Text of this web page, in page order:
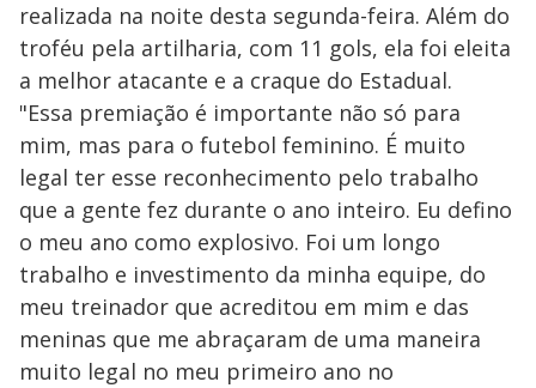
realizada na noite desta segunda-feira. Além do
troféu pela artilharia, com 11 gols, ela foi eleita
a melhor atacante e a craque do Estadual.
"Essa premiação é importante não só para
mim, mas para o futebol feminino. É muito
legal ter esse reconhecimento pelo trabalho
que a gente fez durante o ano inteiro. Eu defino
o meu ano como explosivo. Foi um longo
trabalho e investimento da minha equipe, do
meu treinador que acreditou em mim e das
meninas que me abraçaram de uma maneira
muito legal no meu primeiro ano no